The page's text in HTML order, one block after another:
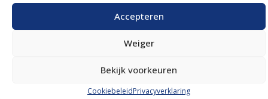
Accepteren
Weiger
Bekijk voorkeuren
CookiebeleidPrivacyverklaring
00651
Verkocht
Draaiuren
Verkocht
MC CORMICK GX50H
Margetrekker, Full Options
MC CORMICK X2.30
4WD
Full Options